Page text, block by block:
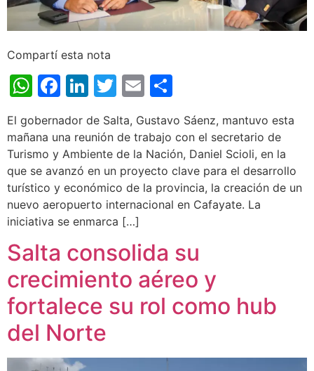
Compartí esta nota
WhatsApp
Facebook
LinkedIn
Twitter
Email
El gobernador de Salta, Gustavo Sáenz, mantuvo esta
mañana una reunión de trabajo con el secretario de
Turismo y Ambiente de la Nación, Daniel Scioli, en la
que se avanzó en un proyecto clave para el desarrollo
turístico y económico de la provincia, la creación de un
nuevo aeropuerto internacional en Cafayate. La
iniciativa se enmarca […]
Salta consolida su
crecimiento aéreo y
fortalece su rol como hub
del Norte